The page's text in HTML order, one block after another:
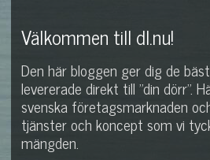
Välkommen till dl.nu!
Den här bloggen ger dig de
levererade direkt till "din dörr".
svenska företagsmarknaden
tjänster och koncept som vi
mängden.